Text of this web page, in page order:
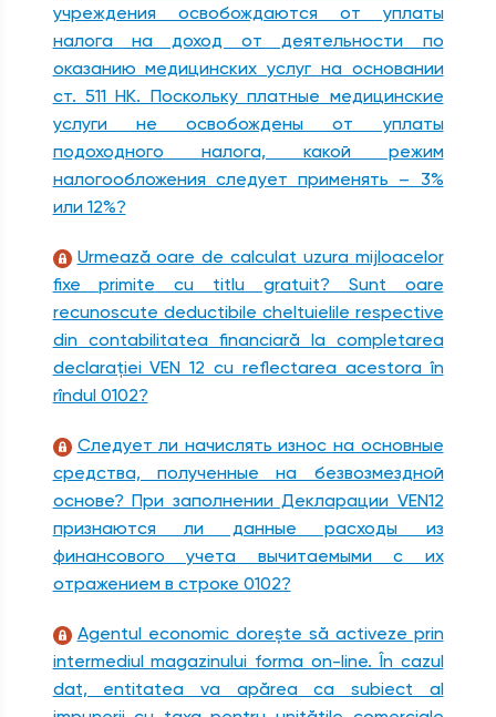
учреждения освобождаются от уплаты
налога на доход от деятельности по
оказанию медицинских услуг на основании
ст. 511 НК. Поскольку платные медицинские
услуги не освобождены от уплаты
подоходного налога, какой режим
налогообложения следует применять – 3%
или 12%?
Urmează oare de calculat uzura mijloacelor
fixe primite cu titlu gratuit? Sunt oare
recunoscute deductibile cheltuielile respective
din contabilitatea financiară la completarea
declaraţiei VEN 12 cu reflectarea acestora în
rîndul 0102?
Следует ли начислять износ на основные
средства, полученные на безвозмездной
основе? При заполнении Декларации VEN12
признаются ли данные расходы из
финансового учета вычитаемыми с их
отражением в строке 0102?
Agentul economic doreşte să activeze prin
intermediul magazinului forma on-line. În cazul
dat, entitatea va apărea ca subiect al